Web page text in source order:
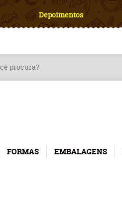
Depoimentos
FORMAS EMBALAGENS